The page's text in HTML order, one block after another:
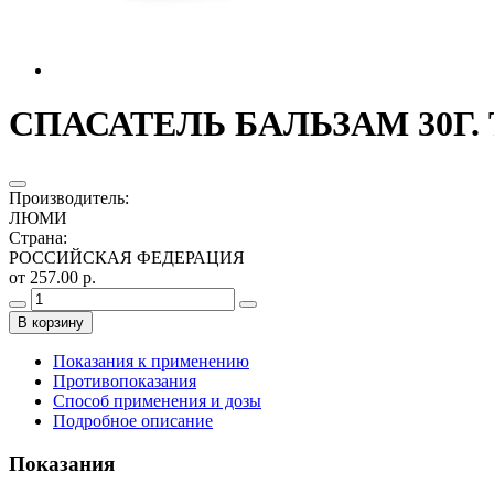
СПАСАТЕЛЬ БАЛЬЗАМ 30Г.
Производитель:
ЛЮМИ
Страна:
РОССИЙСКАЯ ФЕДЕРАЦИЯ
от 257.00 р.
В корзину
Показания к применению
Противопоказания
Способ применения и дозы
Подробное описание
Показания